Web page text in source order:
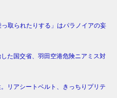
取られたりする」はパラノイアの妄
た国交省、羽田空港危険ニアミス対
リアシートベルト、きっちりプリテ